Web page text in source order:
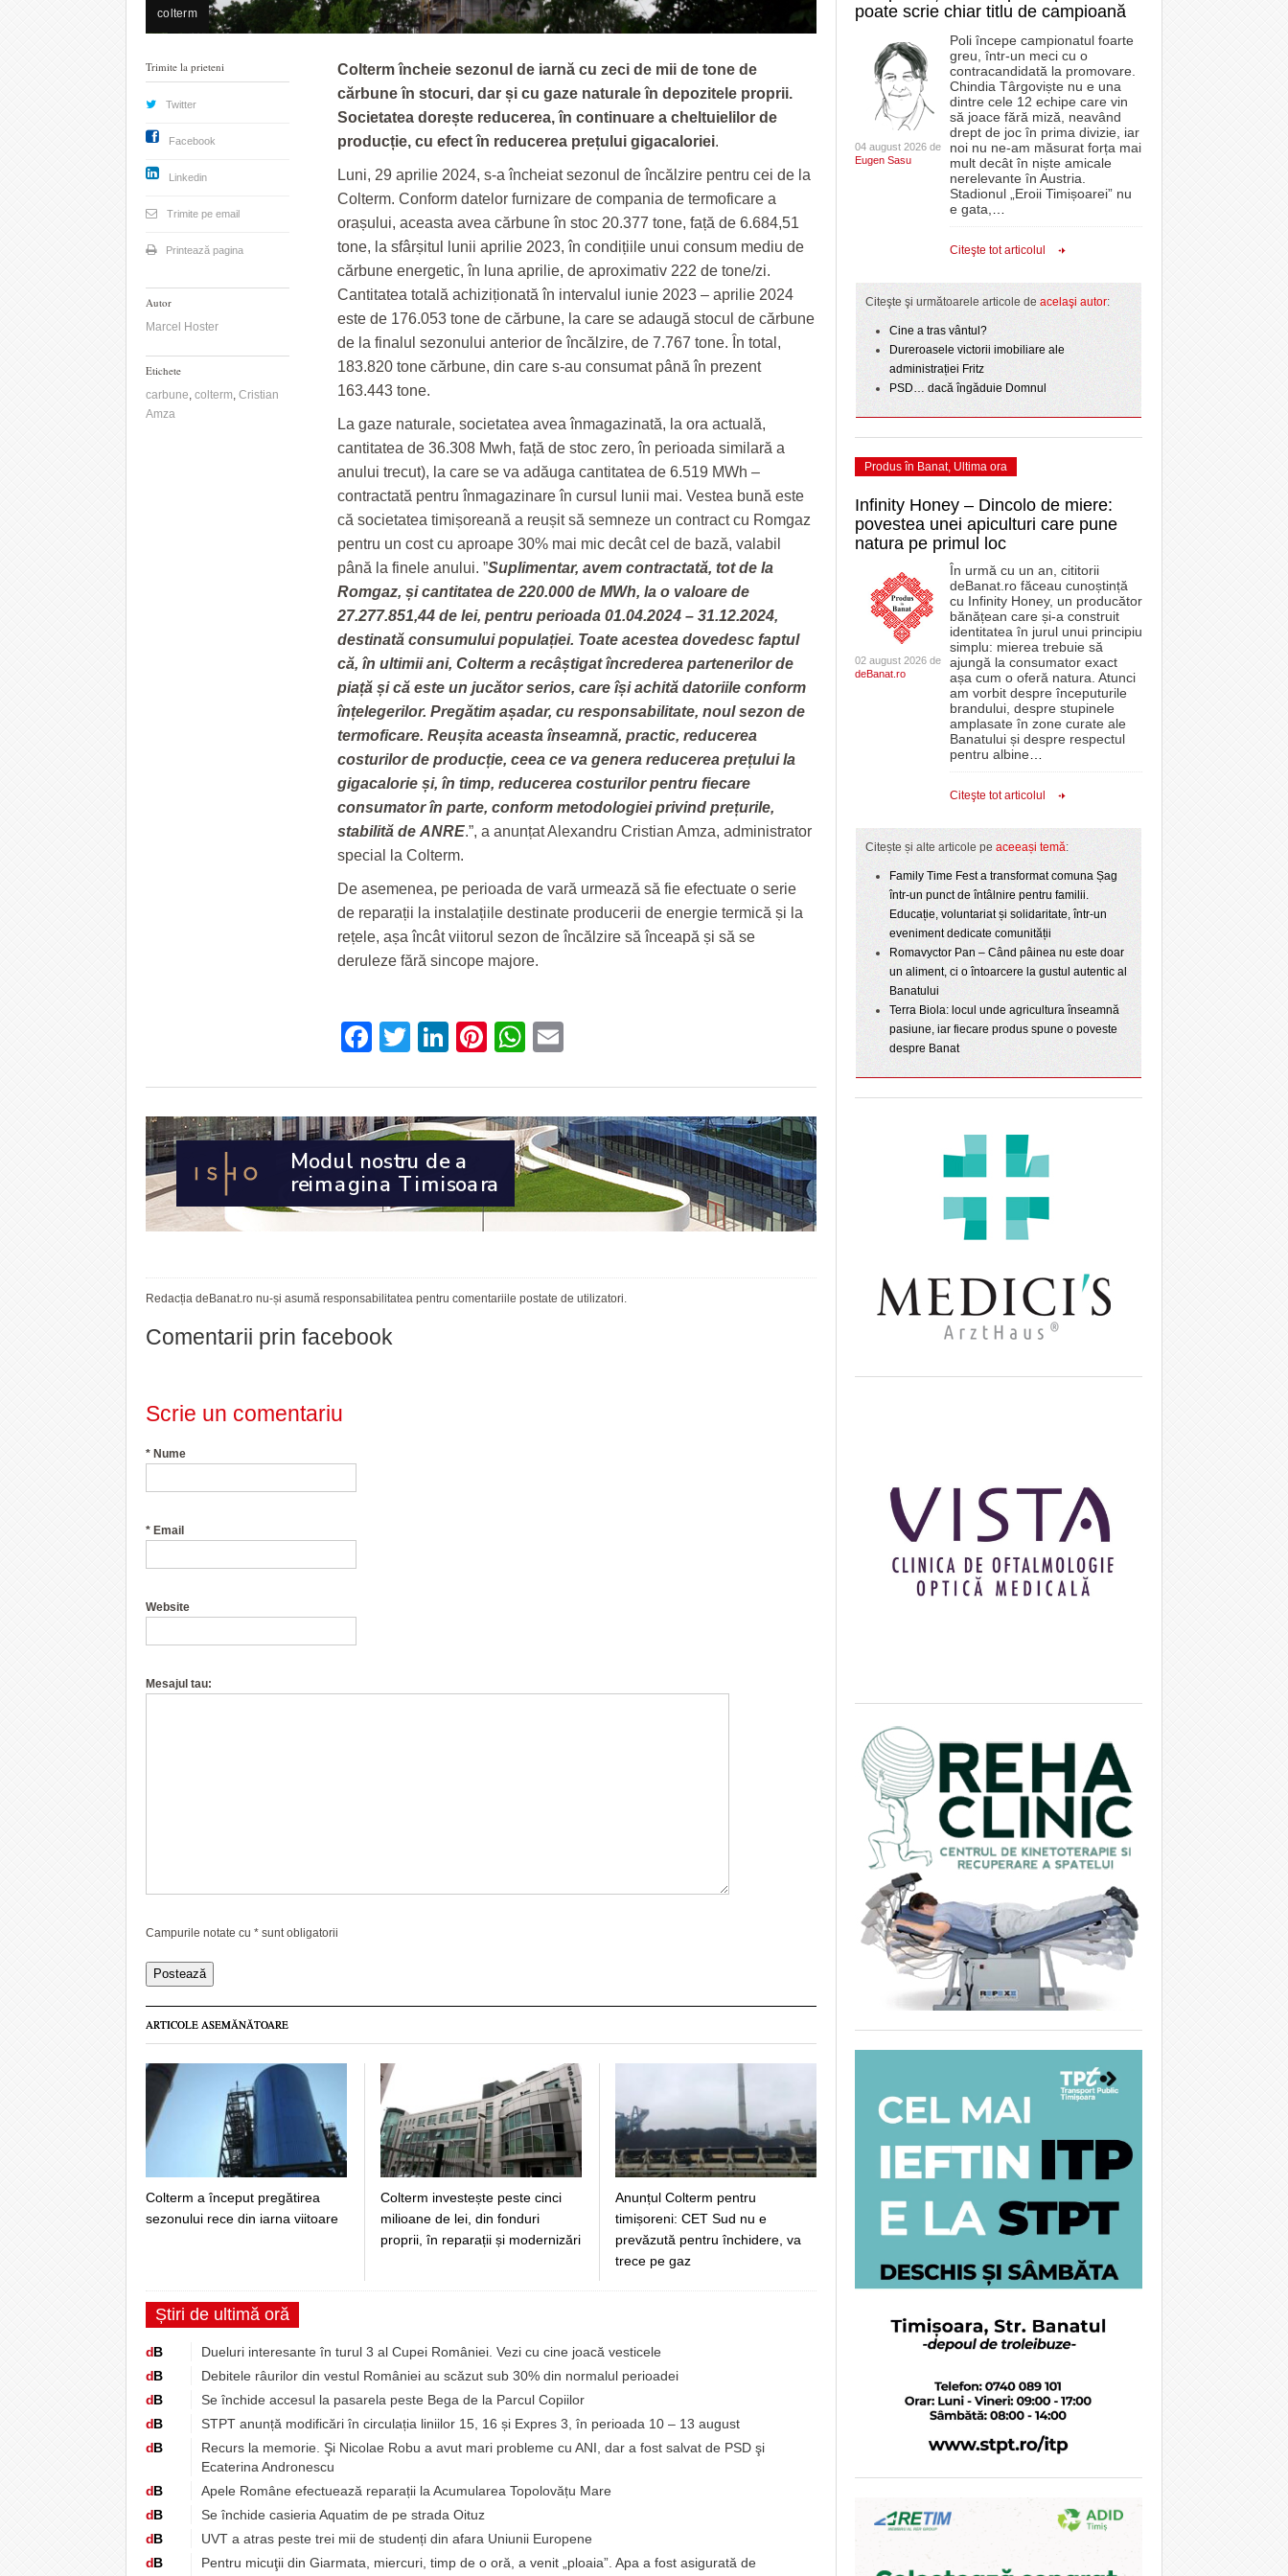
colterm
Colterm încheie sezonul de iarnă cu zeci de mii de tone de
cărbune în stocuri, dar și cu gaze naturale în depozitele proprii.
Societatea dorește reducerea, în continuare a cheltuielilor de
producție, cu efect în reducerea prețului gigacaloriei.
Luni, 29 aprilie 2024, s-a încheiat sezonul de încălzire pentru cei de la
Colterm. Conform datelor furnizare de compania de termoficare a
orașului, aceasta avea cărbune în stoc 20.377 tone, față de 6.684,51
tone, la sfârșitul lunii aprilie 2023, în condițiile unui consum mediu de
cărbune energetic, în luna aprilie, de aproximativ 222 de tone/zi.
Cantitatea totală achiziționată în intervalul iunie 2023 – aprilie 2024
este de 176.053 tone de cărbune, la care se adaugă stocul de cărbune
de la finalul sezonului anterior de încălzire, de 7.767 tone. În total,
183.820 tone cărbune, din care s-au consumat până în prezent
163.443 tone.
La gaze naturale, societatea avea înmagazinată, la ora actuală,
cantitatea de 36.308 Mwh, față de stoc zero, în perioada similară a
anului trecut), la care se va adăuga cantitatea de 6.519 MWh –
contractată pentru înmagazinare în cursul lunii mai. Vestea bună este
că societatea timișoreană a reușit să semneze un contract cu Romgaz
pentru un cost cu aproape 30% mai mic decât cel de bază, valabil
până la finele anului. ”Suplimentar, avem contractată, tot de la
Romgaz, și cantitatea de 220.000 de MWh, la o valoare de
27.277.851,44 de lei, pentru perioada 01.04.2024 – 31.12.2024,
destinată consumului populației. Toate acestea dovedesc faptul
că, în ultimii ani, Colterm a recâștigat încrederea partenerilor de
piață și că este un jucător serios, care își achită datoriile conform
înțelegerilor. Pregătim așadar, cu responsabilitate, noul sezon de
termoficare. Reușita aceasta înseamnă, practic, reducerea
costurilor de producție, ceea ce va genera reducerea prețului la
gigacalorie și, în timp, reducerea costurilor pentru fiecare
consumator în parte, conform metodologiei privind prețurile,
stabilită de ANRE.”, a anunțat Alexandru Cristian Amza, administrator
special la Colterm.
De asemenea, pe perioada de vară urmează să fie efectuate o serie
de reparații la instalațiile destinate producerii de energie termică și la
rețele, așa încât viitorul sezon de încălzire să înceapă și să se
deruleze fără sincope majore.
Facebook
Twitter
LinkedIn
Pinterest
WhatsApp
Trimite la prieteni
Twitter
Facebook
Linkedin
Trimite pe email
Printează pagina
Autor
Marcel Hoster
Etichete
carbune, colterm, Cristian
Amza
Redacția deBanat.ro nu-și asumă responsabilitatea pentru comentariile postate de utilizatori.
Comentarii prin facebook
Scrie un comentariu
* Nume
* Email
Website
Mesajul tau:
Campurile notate cu * sunt obligatorii
ARTICOLE ASEMĂNĂTOARE
Colterm a început pregătirea
sezonului rece din iarna viitoare
Colterm investește peste cinci
milioane de lei, din fonduri
proprii, în reparații și modernizări
Anunțul Colterm pentru
timișoreni: CET Sud nu e
prevăzută pentru închidere, va
trece pe gaz
Știri de ultimă oră
dB
Dueluri interesante în turul 3 al Cupei României. Vezi cu cine joacă vesticele
dB
Debitele râurilor din vestul României au scăzut sub 30% din normalul perioadei
dB
Se închide accesul la pasarela peste Bega de la Parcul Copiilor
dB
STPT anunță modificări în circulația liniilor 15, 16 și Expres 3, în perioada 10 – 13 august
dB
Recurs la memorie. Şi Nicolae Robu a avut mari probleme cu ANI, dar a fost salvat de PSD şi
Ecaterina Andronescu
dB
Apele Române efectuează reparații la Acumularea Topolovățu Mare
dB
Se închide casieria Aquatim de pe strada Oituz
dB
UVT a atras peste trei mii de studenți din afara Uniunii Europene
dB
Pentru micuţii din Giarmata, miercuri, timp de o oră, a venit „ploaia”. Apa a fost asigurată de
poate scrie chiar titlu de campioană
04 august 2026 de
Eugen Sasu
Poli începe campionatul foarte
greu, într-un meci cu o
contracandidată la promovare.
Chindia Târgoviște nu e una
dintre cele 12 echipe care vin
să joace fără miză, neavând
drept de joc în prima divizie, iar
noi nu ne-am măsurat forța mai
mult decât în niște amicale
nerelevante în Austria.
Stadionul „Eroii Timișoarei” nu
e gata,
Citeşte tot articolul
Citeşte şi următoarele articole de acelaşi autor:
Cine a tras vântul?
Dureroasele victorii imobiliare ale
administrației Fritz
PSD… dacă îngăduie Domnul
Produs în Banat, Ultima ora
Infinity Honey – Dincolo de miere:
povestea unei apiculturi care pune
natura pe primul loc
02 august 2026 de
deBanat.ro
În urmă cu un an, cititorii
deBanat.ro făceau cunoștință
cu Infinity Honey, un producător
bănățean care și-a construit
identitatea în jurul unui principiu
simplu: mierea trebuie să
ajungă la consumator exact
așa cum o oferă natura. Atunci
am vorbit despre începuturile
brandului, despre stupinele
amplasate în zone curate ale
Banatului și despre respectul
pentru albine
Citeşte tot articolul
Citește și alte articole pe aceeași temă:
Family Time Fest a transformat comuna Șag
într-un punct de întâlnire pentru familii.
Educație, voluntariat și solidaritate, într-un
eveniment dedicate comunității
Romavyctor Pan – Când pâinea nu este doar
un aliment, ci o întoarcere la gustul autentic al
Banatului
Terra Biola: locul unde agricultura înseamnă
pasiune, iar fiecare produs spune o poveste
despre Banat